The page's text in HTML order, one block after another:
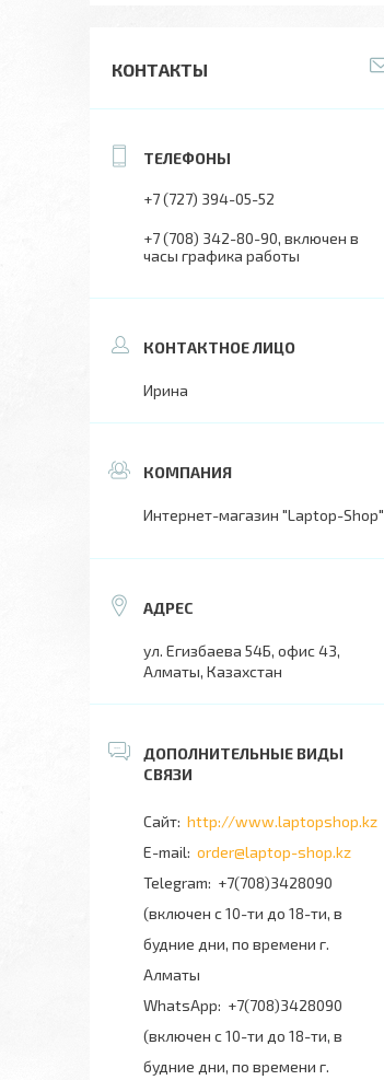
КОНТАКТЫ
+7 (727) 394-05-52
+7 (708) 342-80-90 включен в
часы графика работы
Ирина
Интернет-магазин "Laptop-Shop"
ул. Егизбаева 54Б, офис 43,
Алматы, Казахстан
http://www.laptopshop.kz
order@laptop-shop.kz
+7(708)3428090
(включен с 10-ти до 18-ти, в
будние дни, по времени г.
Алматы
+7(708)3428090
(включен с 10-ти до 18-ти, в
будние дни, по времени г.